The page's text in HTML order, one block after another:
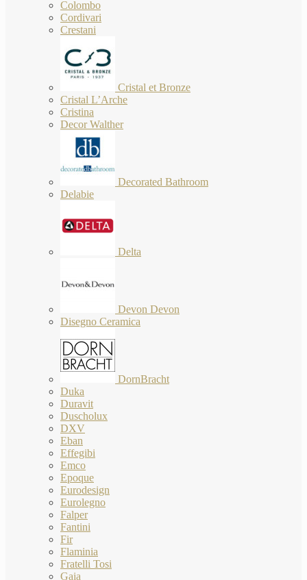
Colombo
Cordivari
Crestani
Cristal et Bronze
Cristal L’Arche
Cristina
Decor Walther
Decorated Bathroom
Delabie
Delta
Devon Devon
Disegno Ceramica
DornBracht
Duka
Duravit
Duscholux
DXV
Eban
Effegibi
Emco
Epoque
Eurodesign
Eurolegno
Falper
Fantini
Fir
Flaminia
Fratelli Tosi
Gaia